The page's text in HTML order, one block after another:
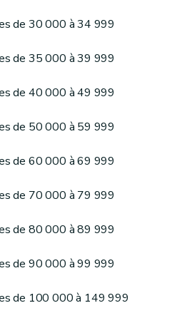
du collège des bourgmestre et échevins
du bourgmestre
des communes en général
Dispositions applicables à tous les receveurs
de 30 000 à 34 999
de 35 000 à 39 999
de 40 000 à 49 999
de 50 000 à 59 999
de 60 000 à 69 999
de 70 000 à 79 999
de 80 000 à 89 999
de 90 000 à 99 999
de 100 000 à 149 999